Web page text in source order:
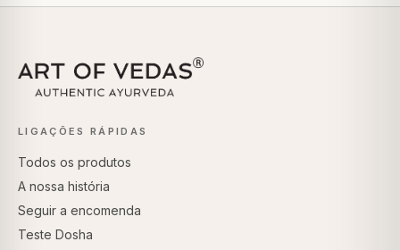
LIGAÇÕES RÁPIDAS
Todos os produtos
A nossa história
Seguir a encomenda
Teste Dosha